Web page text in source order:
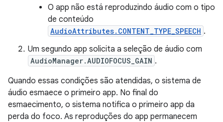
O app não está reproduzindo áudio com o tipo
de conteúdo
AudioAttributes.CONTENT_TYPE_SPEECH .
Um segundo app solicita a seleção de áudio com
AudioManager.AUDIOFOCUS_GAIN .
Quando essas condições são atendidas, o sistema de
áudio esmaece o primeiro app. No final do
esmaecimento, o sistema notifica o primeiro app da
perda do foco. As reproduções do app permanecem